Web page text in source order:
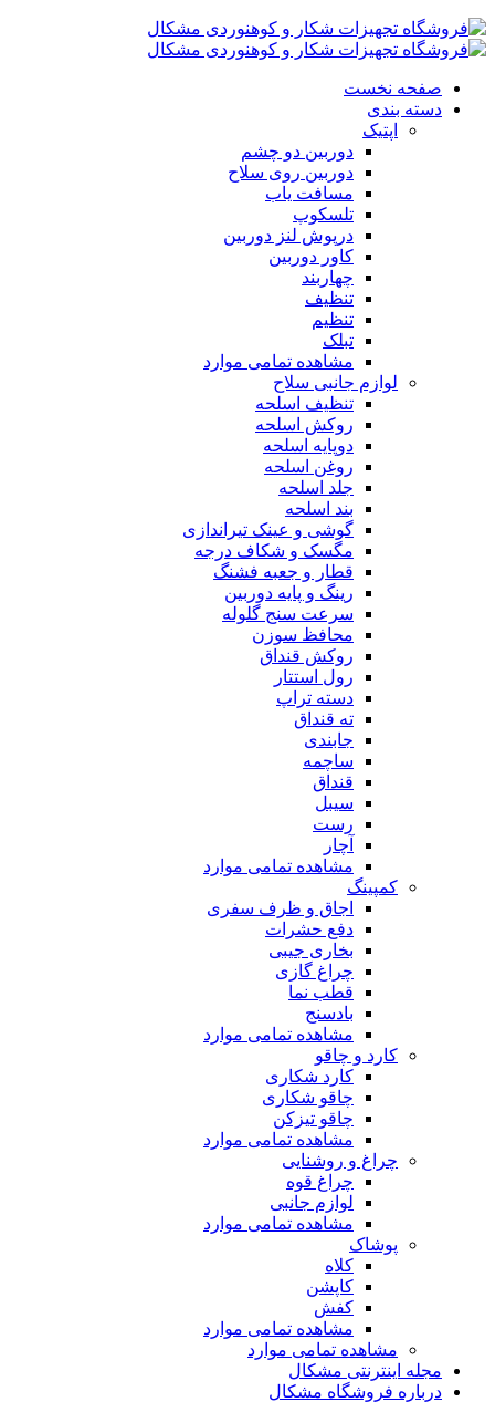
صفحه نخست
دسته بندی
اپتیک
دوربین دو چشم
دوربین روی سلاح
مسافت یاب
تلسکوپ
درپوش لنز دوربین
کاور دوربین
چهاربند
تنظیف
تنظیم
تبلک
مشاهده تمامی موارد
لوازم جانبی سلاح
تنظیف اسلحه
روکش اسلحه
دوپایه اسلحه
روغن اسلحه
جلد اسلحه
بند اسلحه
گوشی و عینک تیراندازی
مگسک و شکاف درجه
قطار و جعبه فشنگ
رینگ و پایه دوربین
سرعت سنج گلوله
محافظ سوزن
روکش قنداق
رول استتار
دسته تراپ
ته قنداق
جابندی
ساچمه
قنداق
سیبل
رست
آچار
مشاهده تمامی موارد
کمپینگ
اجاق و ظرف سفری
دفع حشرات
بخاری جیبی
چراغ گازی
قطب نما
بادسنج
مشاهده تمامی موارد
کارد و چاقو
کارد شکاری
چاقو شکاری
چاقو تیزکن
مشاهده تمامی موارد
چراغ و روشنایی
چراغ قوه
لوازم جانبی
مشاهده تمامی موارد
پوشاک
کلاه
کاپشن
کفش
مشاهده تمامی موارد
مشاهده تمامی موارد
مجله اینترنتی مشکال
درباره فروشگاه مشکال